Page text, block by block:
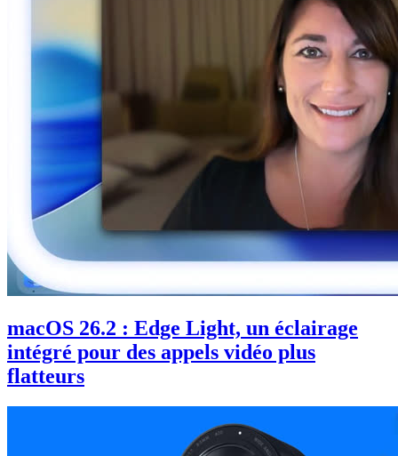
macOS 26.2 : Edge Light, un éclairage
intégré pour des appels vidéo plus
flatteurs